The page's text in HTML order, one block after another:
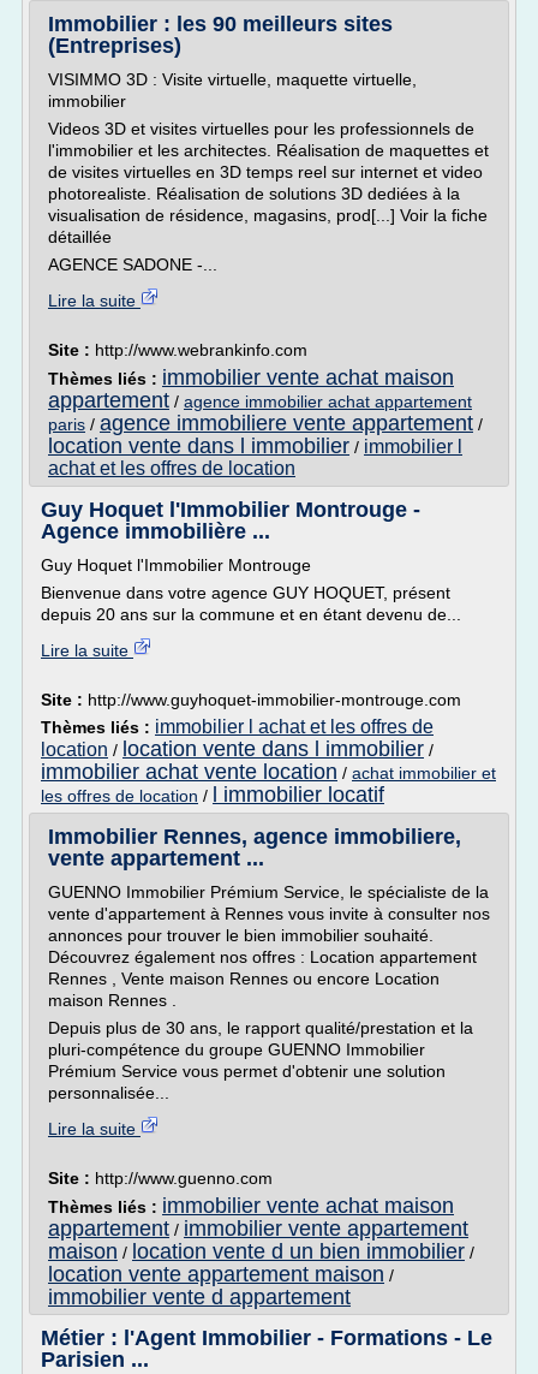
Immobilier : les 90 meilleurs sites
(Entreprises)
VISIMMO 3D : Visite virtuelle, maquette virtuelle,
immobilier
Videos 3D et visites virtuelles pour les professionnels de
l'immobilier et les architectes. Réalisation de maquettes et
de visites virtuelles en 3D temps reel sur internet et video
photorealiste. Réalisation de solutions 3D dediées à la
visualisation de résidence, magasins, prod[...] Voir la fiche
détaillée
AGENCE SADONE -...
Lire la suite
Site : http://www.webrankinfo.com
Thèmes liés : immobilier vente achat maison
appartement / agence immobilier achat appartement
paris / agence immobiliere vente appartement /
location vente dans l immobilier / immobilier l
achat et les offres de location
Guy Hoquet l'Immobilier Montrouge -
Agence immobilière ...
Guy Hoquet l'Immobilier Montrouge
Bienvenue dans votre agence GUY HOQUET, présent
depuis 20 ans sur la commune et en étant devenu de...
Lire la suite
Site : http://www.guyhoquet-immobilier-montrouge.com
Thèmes liés : immobilier l achat et les offres de
location / location vente dans l immobilier /
immobilier achat vente location / achat immobilier et
les offres de location /
l immobilier locatif
Immobilier Rennes, agence immobiliere,
vente appartement ...
GUENNO Immobilier Prémium Service, le spécialiste de la
vente d'appartement à Rennes vous invite à consulter nos
annonces pour trouver le bien immobilier souhaité.
Découvrez également nos offres : Location appartement
Rennes , Vente maison Rennes ou encore Location
maison Rennes .
Depuis plus de 30 ans, le rapport qualité/prestation et la
pluri-compétence du groupe GUENNO Immobilier
Prémium Service vous permet d'obtenir une solution
personnalisée...
Lire la suite
Site : http://www.guenno.com
Thèmes liés : immobilier vente achat maison
appartement / immobilier vente appartement
maison / location vente d un bien immobilier /
location vente appartement maison /
immobilier vente d appartement
Métier : l'Agent Immobilier - Formations - Le
Parisien ...